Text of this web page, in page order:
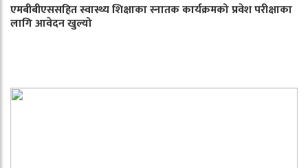
एमबीबीएससहित स्वास्थ्य शिक्षाका स्नातक कार्यक्रमको प्रवेश परीक्षाका
लागि आवेदन खुल्यो